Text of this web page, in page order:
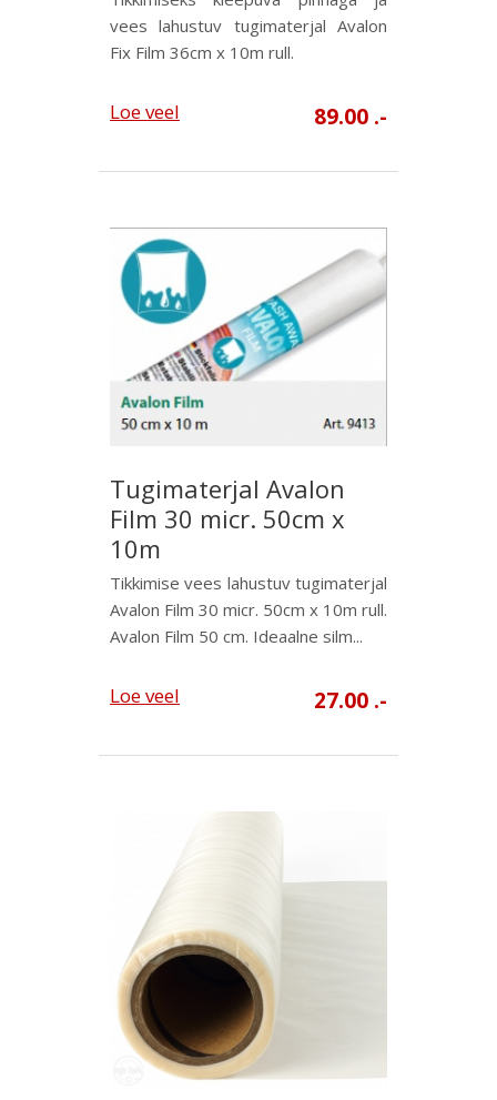
vees lahustuv tugimaterjal Avalon
Fix Film 36cm x 10m rull.
Loe veel 89.00 .-
Tugimaterjal Avalon
Film 30 micr. 50cm x
10m
Tikkimise vees lahustuv tugimaterjal
Avalon Film 30 micr. 50cm x 10m rull.
Avalon Film 50 cm. Ideaalne silm...
Loe veel 27.00 .-